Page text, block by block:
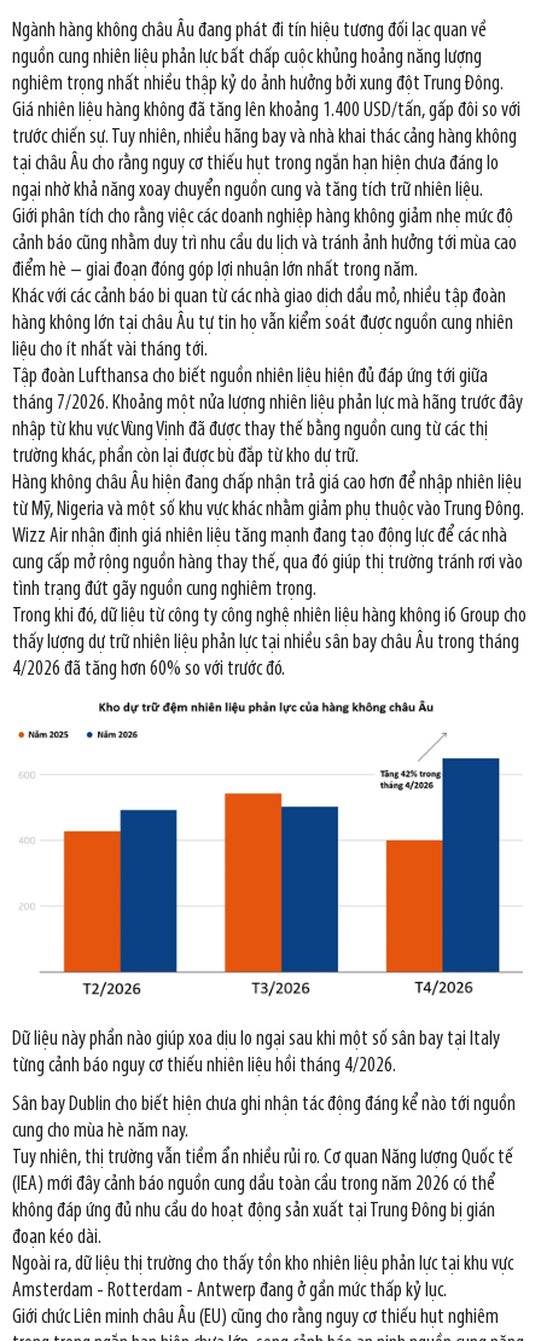
Ngành hàng không châu Âu đang phát đi tín hiệu tương đối lạc quan về
nguồn cung nhiên liệu phản lực bất chấp cuộc khủng hoảng năng lượng
nghiêm trọng nhất nhiều thập kỷ do ảnh hưởng bởi xung đột Trung Đông.
Giá nhiên liệu hàng không đã tăng lên khoảng 1.400 USD/tấn, gấp đôi so với
trước chiến sự. Tuy nhiên, nhiều hãng bay và nhà khai thác cảng hàng không
tại châu Âu cho rằng nguy cơ thiếu hụt trong ngắn hạn hiện chưa đáng lo
ngại nhờ khả năng xoay chuyển nguồn cung và tăng tích trữ nhiên liệu.
Giới phân tích cho rằng việc các doanh nghiệp hàng không giảm nhẹ mức độ
cảnh báo cũng nhằm duy trì nhu cầu du lịch và tránh ảnh hưởng tới mùa cao
điểm hè – giai đoạn đóng góp lợi nhuận lớn nhất trong năm.
Khác với các cảnh báo bi quan từ các nhà giao dịch dầu mỏ, nhiều tập đoàn
hàng không lớn tại châu Âu tự tin họ vẫn kiểm soát được nguồn cung nhiên
liệu cho ít nhất vài tháng tới.
Tập đoàn Lufthansa cho biết nguồn nhiên liệu hiện đủ đáp ứng tới giữa
tháng 7/2026. Khoảng một nửa lượng nhiên liệu phản lực mà hãng trước đây
nhập từ khu vực Vùng Vịnh đã được thay thế bằng nguồn cung từ các thị
trường khác, phần còn lại được bù đắp từ kho dự trữ.
Hàng không châu Âu hiện đang chấp nhận trả giá cao hơn để nhập nhiên liệu
từ Mỹ, Nigeria và một số khu vực khác nhằm giảm phụ thuộc vào Trung Đông.
Wizz Air nhận định giá nhiên liệu tăng mạnh đang tạo động lực để các nhà
cung cấp mở rộng nguồn hàng thay thế, qua đó giúp thị trường tránh rơi vào
tình trạng đứt gãy nguồn cung nghiêm trọng.
Trong khi đó, dữ liệu từ công ty công nghệ nhiên liệu hàng không i6 Group cho
thấy lượng dự trữ nhiên liệu phản lực tại nhiều sân bay châu Âu trong tháng
4/2026 đã tăng hơn 60% so với trước đó.
Dữ liệu này phần nào giúp xoa dịu lo ngại sau khi một số sân bay tại Italy
từng cảnh báo nguy cơ thiếu nhiên liệu hồi tháng 4/2026.
Sân bay Dublin cho biết hiện chưa ghi nhận tác động đáng kể nào tới nguồn
cung cho mùa hè năm nay.
Tuy nhiên, thị trường vẫn tiềm ẩn nhiều rủi ro. Cơ quan Năng lượng Quốc tế
(IEA) mới đây cảnh báo nguồn cung dầu toàn cầu trong năm 2026 có thể
không đáp ứng đủ nhu cầu do hoạt động sản xuất tại Trung Đông bị gián
đoạn kéo dài.
Ngoài ra, dữ liệu thị trường cho thấy tồn kho nhiên liệu phản lực tại khu vực
Amsterdam - Rotterdam - Antwerp đang ở gần mức thấp kỷ lục.
Giới chức Liên minh châu Âu (EU) cũng cho rằng nguy cơ thiếu hụt nghiêm